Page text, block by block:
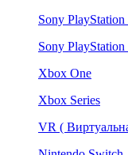
Sony PlayStation
Sony PlayStation
Xbox One
Xbox Series
VR (